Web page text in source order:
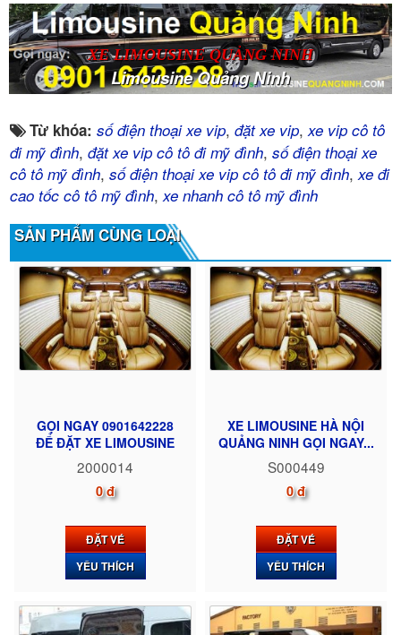
XE LIMOUSINE QUẢNG NINH
Limousine Quảng Ninh
Từ khóa: số điện thoại xe vip, đặt xe vip,xe vip cô tô
đi mỹ đình, đặt xe vip cô tô đi mỹ đình, số điện thoại xe
cô tô mỹ đình, số điện thoại xe vip cô tô đi mỹ đình,xe đi
cao tốc cô tô mỹ đình,xe nhanh cô tô mỹ đình
SẢN PHẨM CÙNG LOẠI
GỌI NGAY 0901642228
ĐỂ ĐẶT XE LIMOUSINE
2000014
0 đ
ĐẶT VÉ
YÊU THÍCH
XE LIMOUSINE HÀ NỘI
QUẢNG NINH GỌI NGAY...
S000449
0 đ
ĐẶT VÉ
YÊU THÍCH